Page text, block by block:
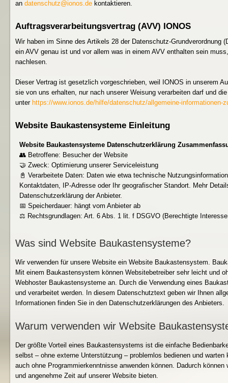
an datenschutz@ionos.de kontaktieren.
Auftragsverarbeitungsvertrag (AVV) IONOS
Wir haben im Sinne des Artikels 28 der Datenschutz-
ein AVV genau ist und vor allem was in einem AVV enthalten sein
nachlesen.
Dieser Vertrag ist gesetzlich vorgeschrieben, weil IONOS in unserem
sie von uns erhalten, nur nach unserer Weisung verarbeiten darf und
unter https://www.ionos.de/hilfe/datenschutz/allgemeine-
Website Baukastensysteme Einleitung
Website Baukastensysteme Datenschutzerklärung
👥 Betroffene: Besucher der Website
🤝 Zweck: Optimierung unserer Serviceleistung
📓 Verarbeitete Daten: Daten wie etwa technische
Kontaktdaten, IP-Adresse oder Ihr geografischer Standort. Mehr
Datenschutzerklärung der Anbieter.
📅 Speicherdauer: hängt vom Anbieter ab
⚖️ Rechtsgrundlagen: Art. 6 Abs. 1 lit. f DSGVO (Berechtigte
Was sind Website Baukastensysteme?
Wir verwenden für unsere Website ein Website Baukastensystem.
Mit einem Baukastensystem können Websitebetreiber sehr leicht und
Webhoster Baukastensysteme an. Durch die Verwendung eines
und verarbeitet werden. In diesem Datenschutztext geben wir Ihnen
Informationen finden Sie in den Datenschutzerklärungen des Anbieters.
Warum verwenden wir Website
Der größte Vorteil eines Baukastensystems ist die einfache
selbst – ohne externe Unterstützung – problemlos bedienen und
auch ohne Programmierkenntnisse anwenden können. Dadurch
und angenehme Zeit auf unserer Website bieten.